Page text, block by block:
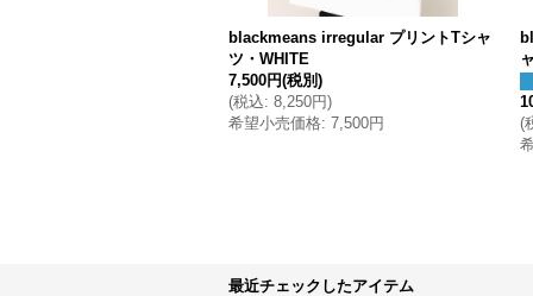
blackmeans irregular プリントTシャ
ツ・WHITE
7,500円(税別)
(税込: 8,250円)
希望小売価格: 7,500円
(
最近チェックしたアイテム